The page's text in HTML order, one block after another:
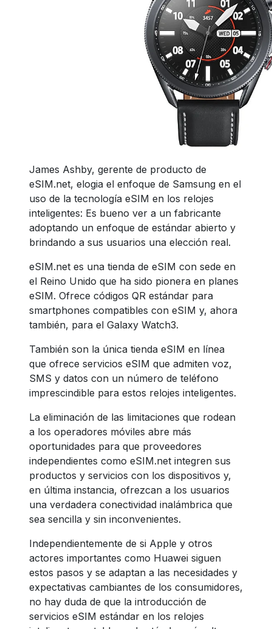
James Ashby, gerente de producto de
eSIM.net, elogia el enfoque de Samsung en el
uso de la tecnología eSIM en los relojes
inteligentes: Es bueno ver a un fabricante
adoptando un enfoque de estándar abierto y
brindando a sus usuarios una elección real.
eSIM.net es una tienda de eSIM con sede en
el Reino Unido que ha sido pionera en planes
eSIM. Ofrece códigos QR estándar para
smartphones compatibles con eSIM y, ahora
también, para el Galaxy Watch3.
También son la única tienda eSIM en línea
que ofrece servicios eSIM que admiten voz,
SMS y datos con un número de teléfono
imprescindible para estos relojes inteligentes.
La eliminación de las limitaciones que rodean
a los operadores móviles abre más
oportunidades para que proveedores
independientes como eSIM.net integren sus
productos y servicios con los dispositivos y,
en última instancia, ofrezcan a los usuarios
una verdadera conectividad inalámbrica que
sea sencilla y sin inconvenientes.
Independientemente de si Apple y otros
actores importantes como Huawei siguen
estos pasos y se adaptan a las necesidades y
expectativas cambiantes de los consumidores,
no hay duda de que la introducción de
servicios eSIM estándar en los relojes